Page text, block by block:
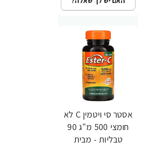
-34%
אסטר סי ויטמין C לא
חומצי 500 מ"ג 90
טבליות - מבית